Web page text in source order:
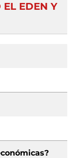
EL EDEN Y